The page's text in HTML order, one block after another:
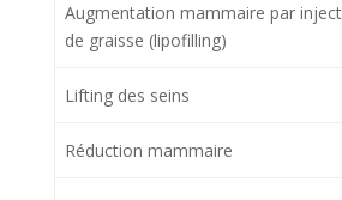
Augmentation mammaire par
de graisse (lipofilling)
Lifting des seins
Réduction mammaire